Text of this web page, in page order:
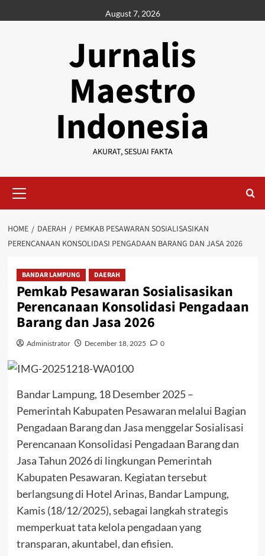
to
August 7, 2026
Jurnalis
Maestro
Indonesia
AKURAT, SESUAI FAKTA
Menu
HOME DAERAH
PEMKAB PESAWARAN SOSIALISASIKAN
PERENCANAAN KONSOLIDASI PENGADAAN BARANG DAN JASA 2026
BANDAR LAMPUNG DAERAH
Pemkab Pesawaran Sosialisasikan
Perencanaan Konsolidasi Pengadaan
Barang dan Jasa 2026
Administrator December 18, 2025 0
Bandar Lampung, 18 Desember 2025 –
Pemerintah Kabupaten Pesawaran melalui Bagian
Pengadaan Barang dan Jasa menggelar Sosialisasi
Perencanaan Konsolidasi Pengadaan Barang dan
Jasa Tahun 2026 di lingkungan Pemerintah
Kabupaten Pesawaran. Kegiatan tersebut
berlangsung di Hotel Arinas, Bandar Lampung,
Kamis (18/12/2025), sebagai langkah strategis
memperkuat tata kelola pengadaan yang
transparan, akuntabel, dan efisien.